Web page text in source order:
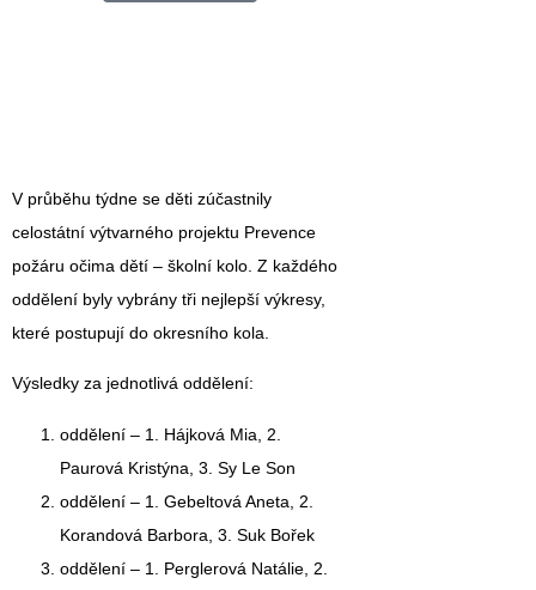
V průběhu týdne se děti zúčastnily
celostátní výtvarného projektu Prevence
požáru očima dětí – školní kolo. Z každého
oddělení byly vybrány tři nejlepší výkresy,
které postupují do okresního kola.
Výsledky za jednotlivá oddělení:
oddělení – 1. Hájková Mia , 2.
Paurová Kristýna, 3. Sy Le Son
oddělení – 1. Gebeltová Aneta , 2.
Korandová Barbora, 3. Suk Bořek
oddělení – 1. Perglerová Natálie , 2.